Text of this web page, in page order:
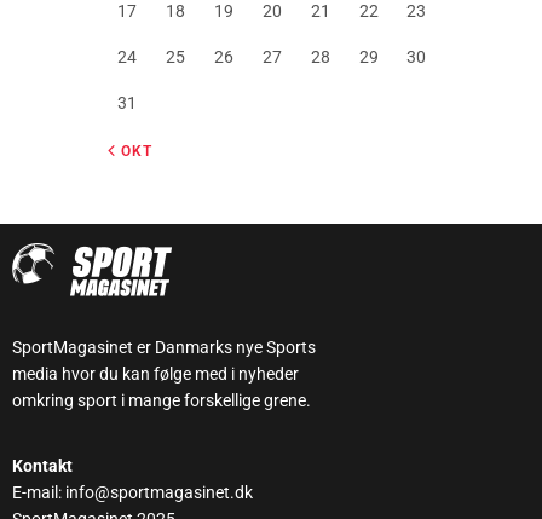
17 18 19 20 21 22 23
24 25 26 27 28 29 30
31
« OKT
SportMagasinet er Danmarks nye Sports
media hvor du kan følge med i nyheder
omkring sport i mange forskellige grene.
Kontakt
E-mail: info@sportmagasinet.dk